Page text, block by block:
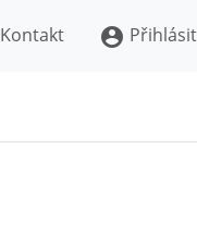
Kontakt account_circle